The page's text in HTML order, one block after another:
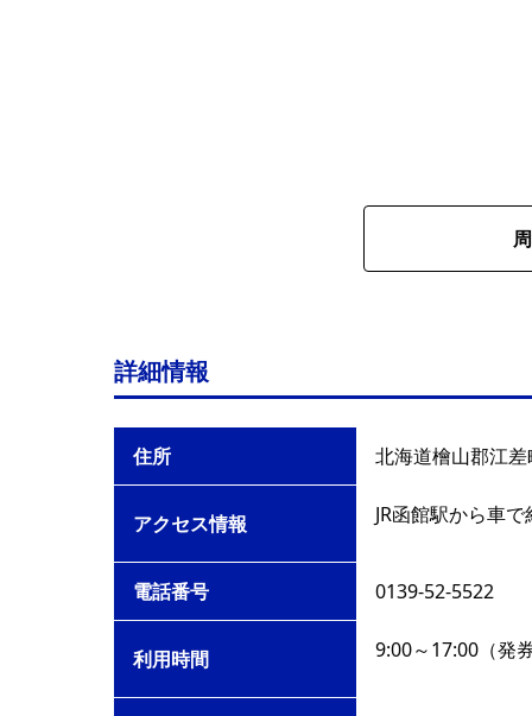
詳細情報
住所 北海道檜山郡江
アクセス情報 JR函館駅から車
電話番号 0139-52-5522
利用時間 9:00～17:00（発